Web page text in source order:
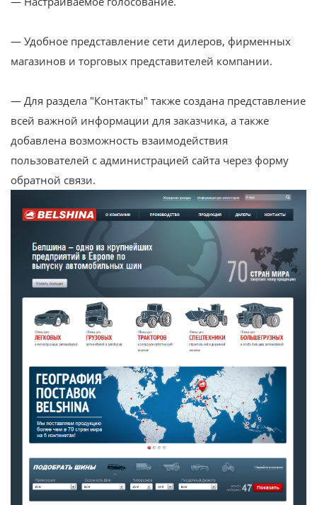
— Удобное представление сети дилеров, фирменных
магазинов и торговых представителей компании.
— Для раздела "Контакты" также создана представление
всей важной информации для заказчика, а также
добавлена возможность взаимодействия
пользователей с администрацией сайта через форму
обратной связи.